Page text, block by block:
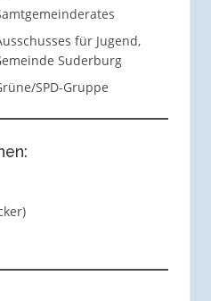
für Jugend,
Suderburg
SPD-Gruppe